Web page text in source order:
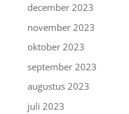
december 2023
november 2023
oktober 2023
september 2023
augustus 2023
juli 2023